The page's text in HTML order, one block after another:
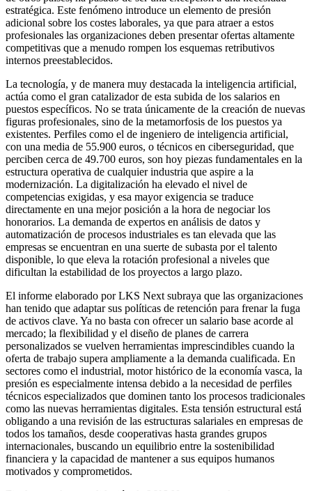
estratégica. Este fenómeno introduce un elemento de presión
adicional sobre los costes laborales, ya que para atraer a estos
profesionales las organizaciones deben presentar ofertas altamente
competitivas que a menudo rompen los esquemas retributivos
internos preestablecidos.
La tecnología, y de manera muy destacada la inteligencia artificial,
actúa como el gran catalizador de esta subida de los salarios en
puestos específicos. No se trata únicamente de la creación de nuevas
figuras profesionales, sino de la metamorfosis de los puestos ya
existentes. Perfiles como el de ingeniero de inteligencia artificial,
con una media de 55.900 euros, o técnicos en ciberseguridad, que
perciben cerca de 49.700 euros, son hoy piezas fundamentales en la
estructura operativa de cualquier industria que aspire a la
modernización. La digitalización ha elevado el nivel de
competencias exigidas, y esa mayor exigencia se traduce
directamente en una mejor posición a la hora de negociar los
honorarios. La demanda de expertos en análisis de datos y
automatización de procesos industriales es tan elevada que las
empresas se encuentran en una suerte de subasta por el talento
disponible, lo que eleva la rotación profesional a niveles que
dificultan la estabilidad de los proyectos a largo plazo.
El informe elaborado por LKS Next subraya que las organizaciones
han tenido que adaptar sus políticas de retención para frenar la fuga
de activos clave. Ya no basta con ofrecer un salario base acorde al
mercado; la flexibilidad y el diseño de planes de carrera
personalizados se vuelven herramientas imprescindibles cuando la
oferta de trabajo supera ampliamente a la demanda cualificada. En
sectores como el industrial, motor histórico de la economía vasca, la
presión es especialmente intensa debido a la necesidad de perfiles
técnicos especializados que dominen tanto los procesos tradicionales
como las nuevas herramientas digitales. Esta tensión estructural está
obligando a una revisión de las estructuras salariales en empresas de
todos los tamaños, desde cooperativas hasta grandes grupos
internacionales, buscando un equilibrio entre la sostenibilidad
financiera y la capacidad de mantener a sus equipos humanos
motivados y comprometidos.